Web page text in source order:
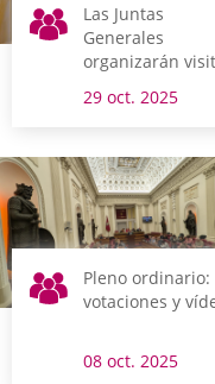
Las Juntas
Generales
organizarán
ciudadanía
año
29 oct. 2025
Pleno ordinario:
votaciones y
08 oct. 2025